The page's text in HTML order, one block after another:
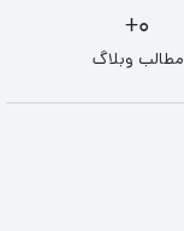
0+
مطالب وبلاگ